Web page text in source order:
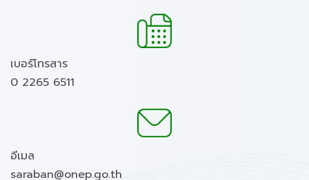
เบอร์โทรสาร
0 2265 6511
อีเมล
saraban@onep.go.th